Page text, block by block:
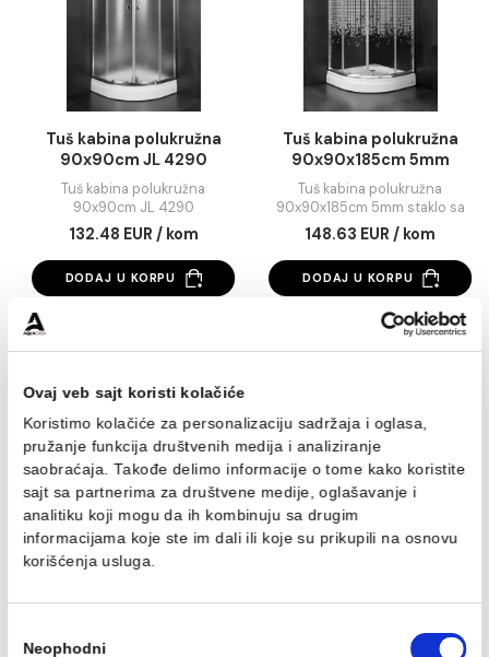
Tuš kabina polukružna
90x90cm - JA 5290
Tuš kabina polukružna
90x90cm - JA 5290
155.09 EUR / kom
DODAJ U KORPU
Tuš kabina
90x90cm 5mm
staklo- JA 5292
Tuš kabina
90x90cm 5mm čisto
JA 5292
148.63 EUR / kom
DODAJ U KORPU
Tuš kabina polukružna
90x90cm JL 4290
Tuš kabina polukružna
90x90cm JL 4290
132.48 EUR / kom
Tuš kabina
90x90x185cm
staklo sa
Tuš kabina
90x90x185cm 5mm